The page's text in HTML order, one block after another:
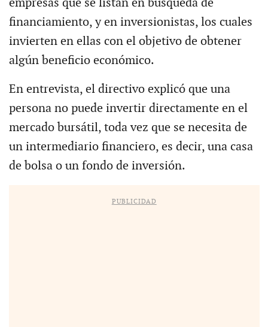
empresas que se listan en búsqueda de
financiamiento, y en inversionistas, los cuales
invierten en ellas con el objetivo de obtener
algún beneficio económico.
En entrevista, el directivo explicó que una
persona no puede invertir directamente en el
mercado bursátil, toda vez que se necesita de
un intermediario financiero, es decir, una casa
de bolsa o un fondo de inversión.
PUBLICIDAD